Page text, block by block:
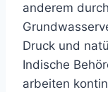
anderem
Druck und
Indische
arbeiten